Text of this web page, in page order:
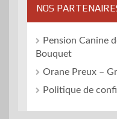
NOS
Pension Canine
Bouquet
Orane Preux –
Politique de